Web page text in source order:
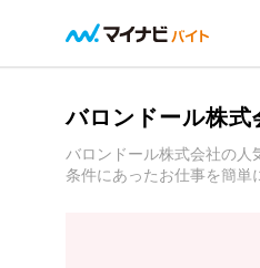
バロンドール株
バロンドール株式会社の人
条件にあったお仕事を簡単